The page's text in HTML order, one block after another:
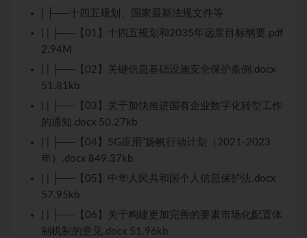
| ├──十四五规划、国家最新法规文件等
| | ├──【01】十四五规划和2035年远景目标纲要.pdf
2.94M
| | ├──【02】关键信息基础设施安全保护条例.docx
51.81kb
| | ├──【03】关于加快推进国有企业数字化转型工作
的通知.docx 50.27kb
| | ├──【04】5G应用“扬帆行动计划（2021-2023
年）.docx 849.37kb
| | ├──【05】中华人民共和国个人信息保护法.docx
57.95kb
| | ├──【06】关于构建更加完善的要素市场化配置体
制机制的意见.docx 51.96kb